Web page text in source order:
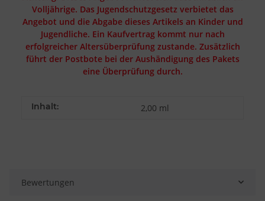
Volljährige. Das Jugendschutzgesetz verbietet das
Angebot und die Abgabe dieses Artikels an Kinder und
Jugendliche. Ein Kaufvertrag kommt nur nach
erfolgreicher Altersüberprüfung zustande. Zusätzlich
führt der Postbote bei der Aushändigung des Pakets
eine Überprüfung durch.
Inhalt: 2,00 ml
Bewertungen